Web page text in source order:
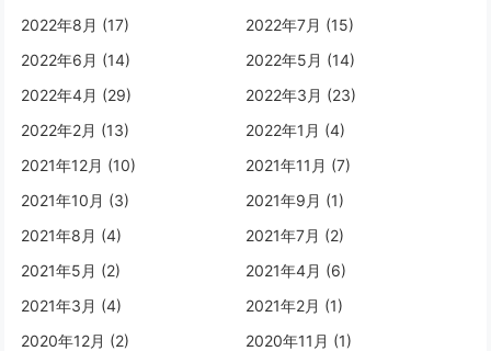
2022年8月 (17)
2022年7月 (15)
2022年6月 (14)
2022年5月 (14)
2022年4月 (29)
2022年3月 (23)
2022年2月 (13)
2022年1月 (4)
2021年12月 (10)
2021年11月 (7)
2021年10月 (3)
2021年9月 (1)
2021年8月 (4)
2021年7月 (2)
2021年5月 (2)
2021年4月 (6)
2021年3月 (4)
2021年2月 (1)
2020年12月 (2)
2020年11月 (1)